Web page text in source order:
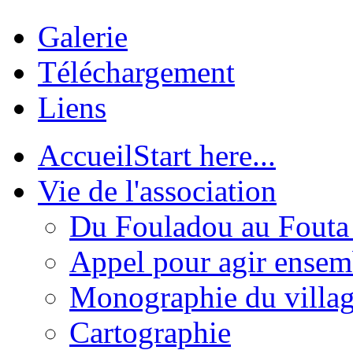
Galerie
Téléchargement
Liens
AccueilStart here...
Vie de l'association
Du Fouladou au
Appel pour agir
Monographie du
Cartographie